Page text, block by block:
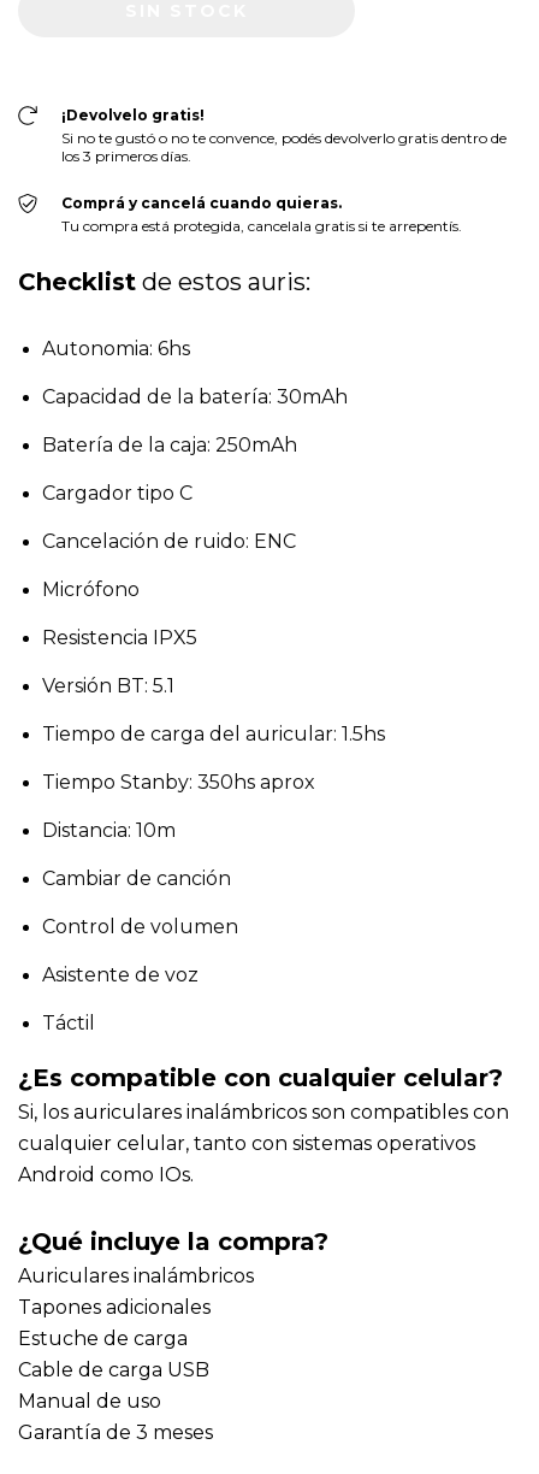
¡Devolvelo gratis!
Si no te gustó o no te convence, podés devolverlo gratis dentro de
los 3 primeros días.
Comprá y cancelá cuando quieras.
Tu compra está protegida, cancelala gratis si te arrepentís.
Checklist de estos auris:
Autonomia: 6hs
Capacidad de la batería: 30mAh
Batería de la caja: 250mAh
Cargador tipo C
Cancelación de ruido: ENC
Micrófono
Resistencia IPX5
Versión BT: 5.1
Tiempo de carga del auricular: 1.5hs
Tiempo Stanby: 350hs aprox
Distancia: 10m
Cambiar de canción
Control de volumen
Asistente de voz
Táctil
¿Es compatible con cualquier celular?
Si, los auriculares inalámbricos son compatibles con
cualquier celular, tanto con sistemas operativos
Android como IOs.
¿Qué incluye la compra?
Auriculares inalámbricos
Tapones adicionales
Estuche de carga
Cable de carga USB
Manual de uso
Garantía de 3 meses